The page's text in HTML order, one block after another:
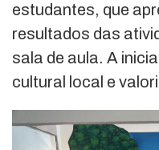
estudantes, que
resultados das
sala de aula. A
cultural local e